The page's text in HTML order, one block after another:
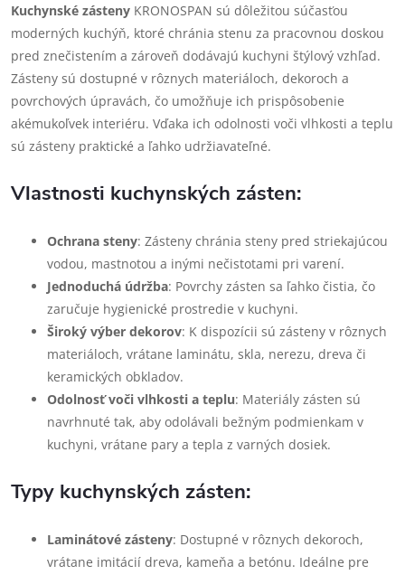
Kuchynské zásteny KRONOSPAN sú dôležitou súčasťou
moderných kuchýň, ktoré chránia stenu za pracovnou doskou
pred znečistením a zároveň dodávajú kuchyni štýlový vzhľad.
Zásteny sú dostupné v rôznych materiáloch, dekoroch a
povrchových úpravách, čo umožňuje ich prispôsobenie
akémukoľvek interiéru. Vďaka ich odolnosti voči vlhkosti a teplu
sú zásteny praktické a ľahko udržiavateľné.
Vlastnosti kuchynských zásten:
Ochrana steny: Zásteny chránia steny pred striekajúcou
vodou, mastnotou a inými nečistotami pri varení.
Jednoduchá údržba: Povrchy zásten sa ľahko čistia, čo
zaručuje hygienické prostredie v kuchyni.
Široký výber dekorov: K dispozícii sú zásteny v rôznych
materiáloch, vrátane laminátu, skla, nerezu, dreva či
keramických obkladov.
Odolnosť voči vlhkosti a teplu: Materiály zásten sú
navrhnuté tak, aby odolávali bežným podmienkam v
kuchyni, vrátane pary a tepla z varných dosiek.
Typy kuchynských zásten:
Laminátové zásteny: Dostupné v rôznych dekoroch,
vrátane imitácií dreva, kameňa a betónu. Ideálne pre